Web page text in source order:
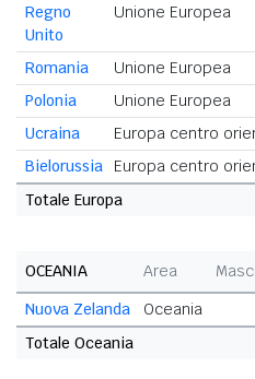
Regno
Unito
Unione Europea
Romania Unione Europea
Polonia
Unione Europea
Ucraina
Europa centro
Bielorussia
Europa centro
Totale Europa
OCEANIA Area
Nuova Zelanda
Oceania
Totale Oceania